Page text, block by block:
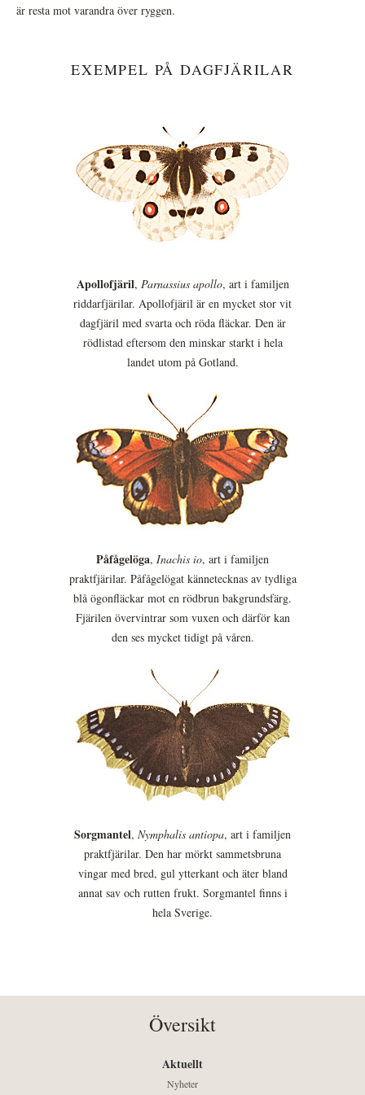
är resta mot varandra över ryggen.
EXEMPEL PÅ DAGFJÄRILAR
Apollofjäril, Parnassius apollo, art i familjen
riddarfjärilar. Apollofjäril är en mycket stor vit
dagfjäril med svarta och röda fläckar. Den är
rödlistad eftersom den minskar starkt i hela
landet utom på Gotland.
Påfågelöga, Inachis io, art i familjen
praktfjärilar. Påfågelögat kännetecknas av tydliga
blå ögonfläckar mot en rödbrun bakgrundsfärg.
Fjärilen övervintrar som vuxen och därför kan
den ses mycket tidigt på våren.
Sorgmantel, Nymphalis antiopa, art i familjen
praktfjärilar. Den har mörkt sammetsbruna
vingar med bred, gul ytterkant och äter bland
annat sav och rutten frukt. Sorgmantel finns i
hela Sverige.
Översikt
Aktuellt
Nyheter